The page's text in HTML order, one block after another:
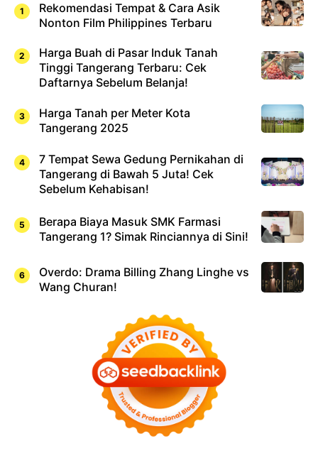
Rekomendasi Tempat & Cara Asik
Nonton Film Philippines Terbaru
Harga Buah di Pasar Induk Tanah
Tinggi Tangerang Terbaru: Cek
Daftarnya Sebelum Belanja!
Harga Tanah per Meter Kota
Tangerang 2025
7 Tempat Sewa Gedung Pernikahan di
Tangerang di Bawah 5 Juta! Cek
Sebelum Kehabisan!
Berapa Biaya Masuk SMK Farmasi
Tangerang 1? Simak Rinciannya di Sini!
Overdo: Drama Billing Zhang Linghe vs
Wang Churan!